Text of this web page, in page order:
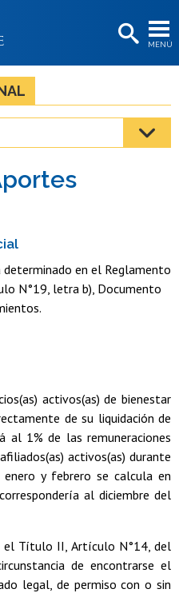
MENÚ
os
os
en el Reglamento
N°19, letra b), Documento
activos(as) de bienestar
de su liquidación de
al 1% de las remuneraciones
activos(as) durante
y febrero se calcula en
al diciembre del
el Título II, Artículo N°14, del
de encontrarse el
legal, de permiso con o sin